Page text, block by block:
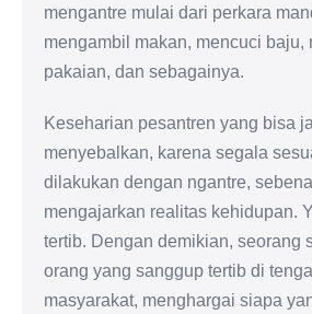
mengantre mulai dari perkara
mengambil makan, mencuci baju,
pakaian, dan sebagainya.
Keseharian pesantren yang bisa
menyebalkan, karena segala
dilakukan dengan ngantre,
mengajarkan realitas kehidupan.
tertib. Dengan demikian, seorang
orang yang sanggup tertib di
masyarakat, menghargai siapa